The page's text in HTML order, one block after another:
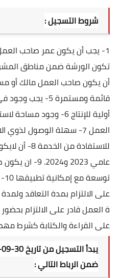
شروط التسجيل :
قائمة ومستمرة
أولية للإنتاج 6- وجود
العمل 7- سهلة الوصول
للاستفادة
عامي 2023
على القراءة والكتابة كشرط
ضمن الرباط التالي :